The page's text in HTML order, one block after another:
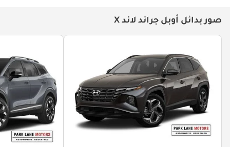
صور بدائل أوبل جراند لاند X